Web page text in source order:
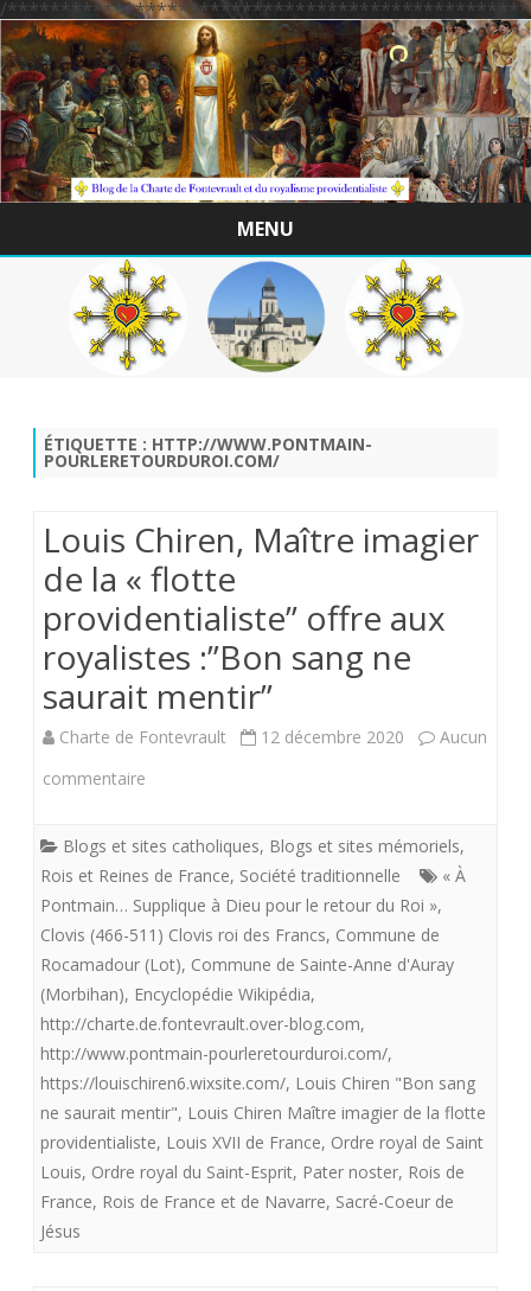
/
MENU
Skip
to
content
ÉTIQUETTE : HTTP://WWW.PONTMAIN-
POURLERETOURDUROI.COM/
Louis Chiren, Maître imagier
de la « flotte
providentialiste” offre aux
royalistes :”Bon sang ne
saurait mentir”
Charte de Fontevrault 12 décembre 2020
Aucun
commentaire
Maître
imagier
la
flotte
providentialiste”
offre
Blogs et sites catholiques, Blogs et sites mémoriels,
Rois et Reines de France, Société traditionnelle
« À
Pontmain… Supplique à Dieu pour le retour du Roi »,
Clovis (466-511) Clovis roi des Francs, Commune de
Rocamadour (Lot), Commune de Sainte-Anne d'Auray
(Morbihan), Encyclopédie Wikipédia,
http://charte.de.fontevrault.over-blog.com,
http://www.pontmain-pourleretourduroi.com/,
https://louischiren6.wixsite.com/, Louis Chiren "Bon sang
ne saurait mentir", Louis Chiren Maître imagier de la flotte
providentialiste, Louis XVII de France, Ordre royal de Saint
Louis, Ordre royal du Saint-Esprit, Pater noster, Rois de
France, Rois de France et de Navarre, Sacré-Coeur de
Jésus